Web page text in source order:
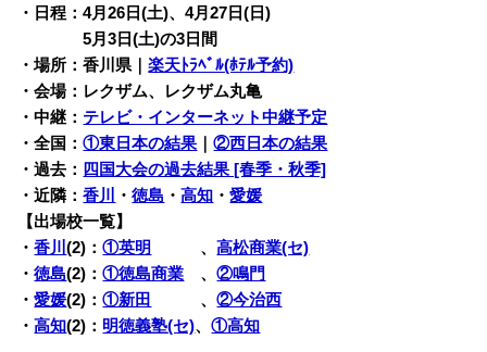
・日程：4月26日(土)、4月27日(日)
・日程：5月3日(土)の3日間
・場所：香川県｜楽天ﾄﾗﾍﾞﾙ(ﾎﾃﾙ予約)
・会場：レクザム、レクザム丸亀
・中継： テレビ・インターネット中継予定
・全国：①東日本の結果 ｜②西日本の結果
・過去： 四国大会の過去結果 [春季・秋季]
・近隣：香川 ・徳島 ・高知 ・愛媛
【出場校一覧】
・香川(2)：①英明 、高松商業(セ)
・徳島(2)：①徳島商業 、②鳴門
・愛媛(2)：①新田 、②今治西
・高知(2)： 明徳義塾(セ)、①高知